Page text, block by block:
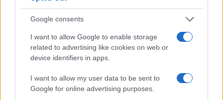
Google consents
I want to allow Google to enable storage
related to advertising like cookies on web or
device identifiers in apps.
I want to allow my user data to be sent to
Google for online advertising purposes.
θεωρηθούν δωρεές και να επιβληθεί
φόρος – Τι ισχυεί για τις γονικές παροχές
Aναστέλλονται τα τακτικά ραντεβού του
αγγειοχειρουργού του νοσοκομείου
Χανίων επειδή κλάπηκε το μηχανάκι του
Ίση με 6 βόμβες Χιροσίμα η ενέργεια που
απελευθερώθηκε από τη mega fire σε